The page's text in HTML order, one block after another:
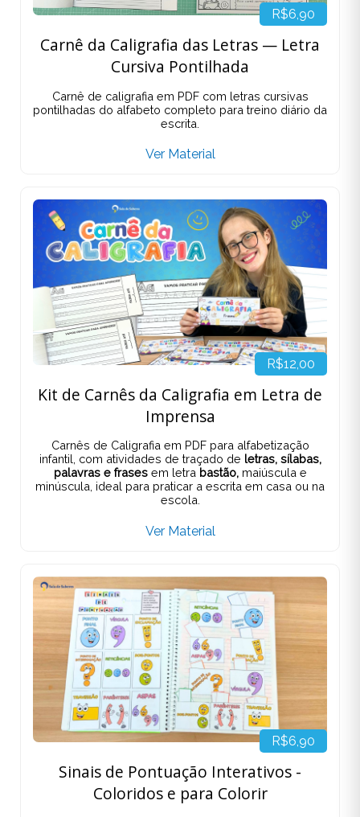
R$6,90
Carnê da Caligrafia das Letras — Letra
Cursiva Pontilhada
Carnê de caligrafia em PDF com letras cursivas
pontilhadas do alfabeto completo para treino diário da
escrita.
Ver Material
R$12,00
Kit de Carnês da Caligrafia em Letra de
Imprensa
Carnês de Caligrafia em PDF para alfabetização
infantil, com atividades de traçado de letras, sílabas,
palavras e frasesem letra bastão,maiúscula e
minúscula, ideal para praticar a escrita em casa ou na
escola.
Ver Material
R$6,90
Sinais de Pontuação Interativos -
Coloridos e para Colorir